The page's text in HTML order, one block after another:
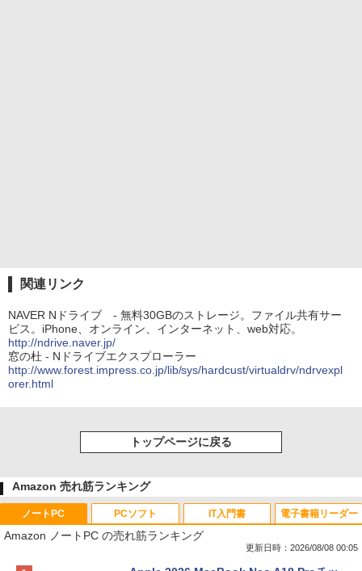
関連リンク
NAVER Nドライブ - 無料30GBのストレージ。ファイル共有サー
ビス。iPhone、オンライン、インターネット、web対応。
http://ndrive.naver.jp/
窓の杜 - Nドライブエクスプローラー
http://www.forest.impress.co.jp/lib/sys/hardcust/virtualdrv/ndrvexpl
orer.html
トップページに戻る
Amazon 売れ筋ランキング
ノートPC
Amazon ノートPC の売れ筋ランキング
更新日時：2026/08/08 00:05
PCソフト IT入門書 電子書籍リーダー